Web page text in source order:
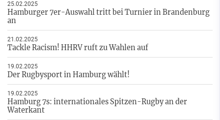
25.02.2025
Hamburger 7er-Auswahl tritt bei Turnier in Brandenburg
an
21.02.2025
Tackle Racism! HHRV ruft zu Wahlen auf
19.02.2025
Der Rugbysport in Hamburg wählt!
19.02.2025
Hamburg 7s: internationales Spitzen-Rugby an der
Waterkant